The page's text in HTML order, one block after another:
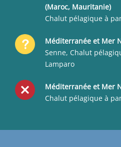
(Maroc, Mauritanie)
Chalut pélagique à
Méditerranée et Mer
Senne, Chalut
Lamparo
Méditerranée et Mer
Chalut pélagique à